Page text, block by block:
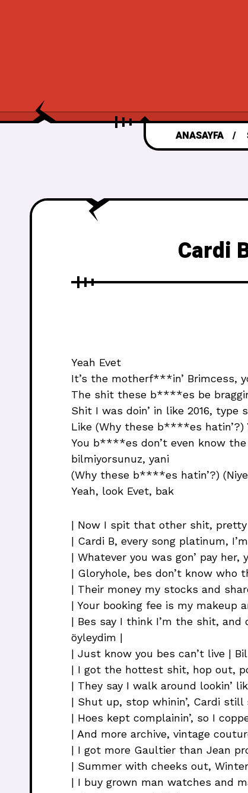
ANASAYFA
Cardi
Yeah Evet
It’s the motherf***in’ Brimcess,
The shit these b****es be
Shit I was doin’ in like 2016, type
Like (Why these b****es hatin’?)
You b****es don’t even know the
bilmiyorsunuz, yani
(Why these b****es hatin’?)
Yeah, look Evet, bak
| Now I spit that other shit,
| Cardi B, every song platinum,
| Whatever you was gon’ pay
| Gloryhole, bes don’t know who
| Their money my stocks and
| Your booking fee is my makeup
| Bes say I think I’m the shit, and
öyleydim |
| Just know you bes can’t live | Bil
| I got the hottest shit, hop out,
| They say I walk around lookin’
| Shut up, stop whinin’, Cardi still
| Hoes kept complainin’, so I
| And more archive, vintage
| I got more Gaultier than Jean
| Summer with cheeks out, Winter,
| I buy grown man watches and